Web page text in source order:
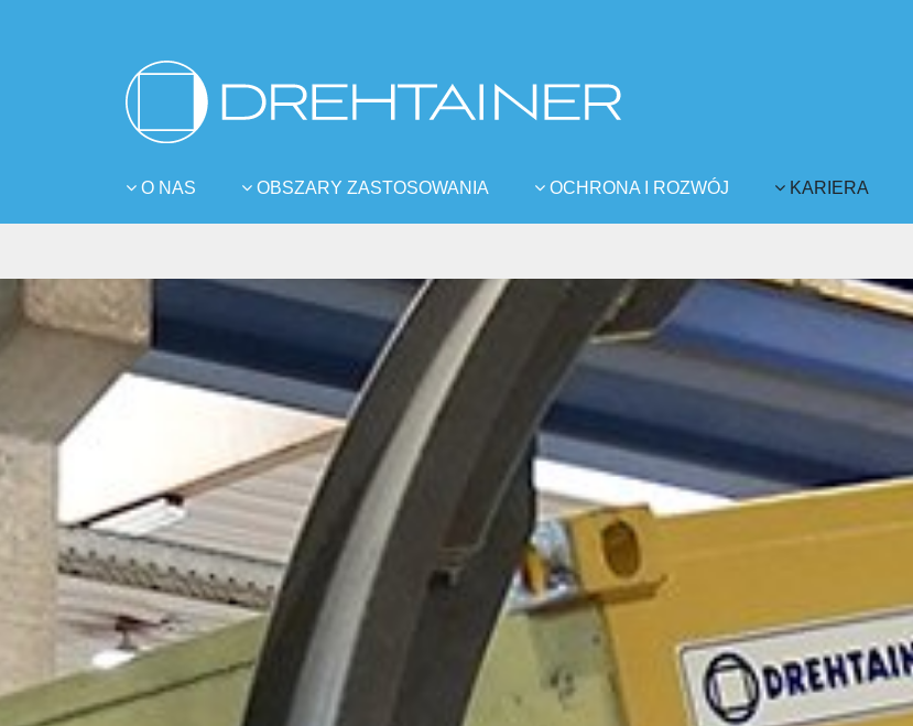
O NAS OBSZARY ZASTOSOWANIA OCHRONA I ROZWÓJ KARIERA